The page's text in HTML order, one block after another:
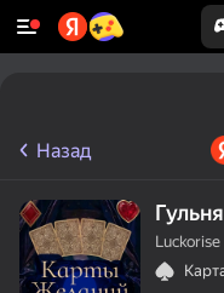
Назад
Luckorise